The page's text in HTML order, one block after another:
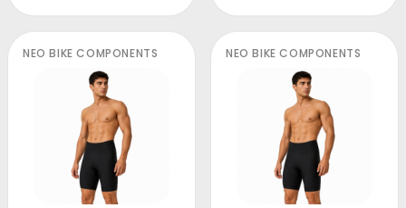
NEO BIKE COMPONENTS NEO BIKE COMPONENTS